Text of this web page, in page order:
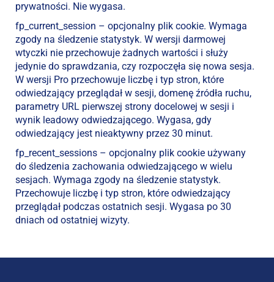
prywatności. Nie wygasa.
fp_current_session – opcjonalny plik cookie. Wymaga
zgody na śledzenie statystyk. W wersji darmowej
wtyczki nie przechowuje żadnych wartości i służy
jedynie do sprawdzania, czy rozpoczęła się nowa sesja.
W wersji Pro przechowuje liczbę i typ stron, które
odwiedzający przeglądał w sesji, domenę źródła ruchu,
parametry URL pierwszej strony docelowej w sesji i
wynik leadowy odwiedzającego. Wygasa, gdy
odwiedzający jest nieaktywny przez 30 minut.
fp_recent_sessions – opcjonalny plik cookie używany
do śledzenia zachowania odwiedzającego w wielu
sesjach. Wymaga zgody na śledzenie statystyk.
Przechowuje liczbę i typ stron, które odwiedzający
przeglądał podczas ostatnich sesji. Wygasa po 30
dniach od ostatniej wizyty.